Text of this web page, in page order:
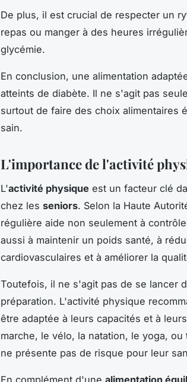
De plus, il est crucial de respecter un
repas ou manger à des heures
glycémie.
En conclusion, une alimentation
atteints de diabète. Il ne s'agit pas
surtout de faire des choix alimentaires
sain.
L'importance de l'activité
L'activité physique est un facteur clé
chez les seniors. Selon la Haute
régulière aide non seulement à
aussi à maintenir un poids santé, à
cardiovasculaires et à améliorer la
Toutefois, il ne s'agit pas de se lancer
préparation. L'activité physique
être adaptée à leurs capacités et à
marche, le vélo, la natation, le yoga,
ne présente pas de risque pour leur